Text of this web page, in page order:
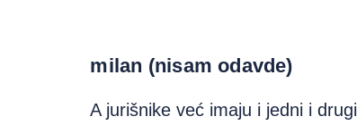
milan (nisam odavde)
A jurišnike već imaju i jedni i